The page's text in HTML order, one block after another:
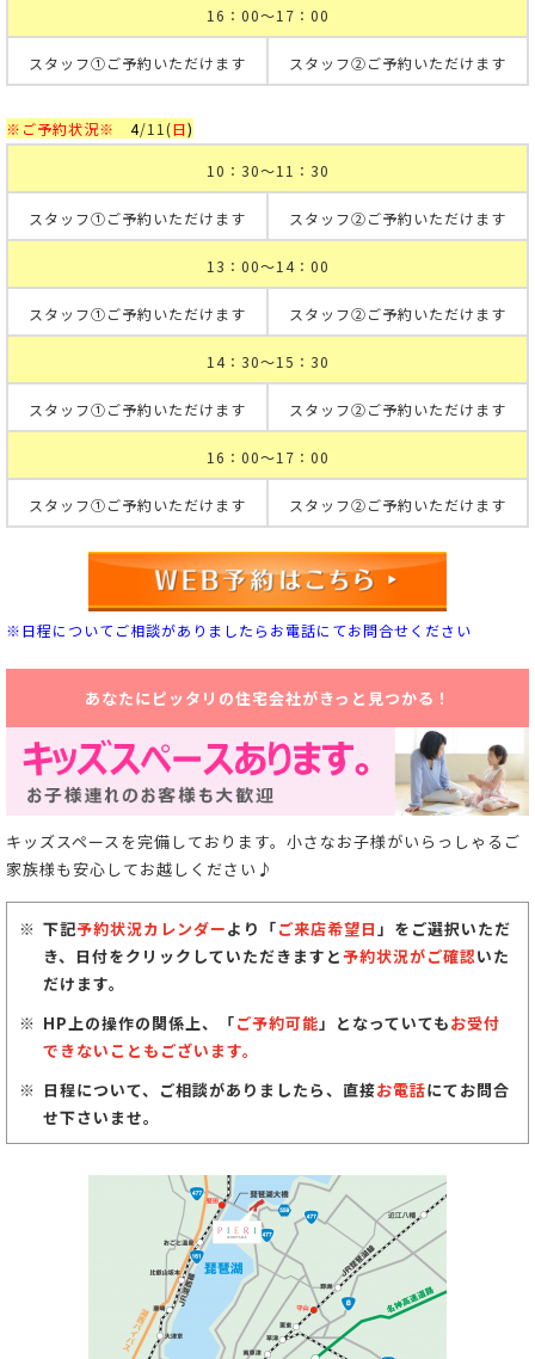
16：00～17：00
スタッフ①ご予約いただけます スタッフ②ご予約いただけます
※ご予約状況※ 4/11 (日)
10：30～11：30
スタッフ①ご予約いただけます スタッフ②ご予約いただけます
13：00～14：00
スタッフ①ご予約いただけます スタッフ②ご予約いただけます
14：30～15：30
スタッフ①ご予約いただけます スタッフ②ご予約いただけます
16：00～17：00
スタッフ①ご予約いただけます スタッフ②ご予約いただけます
※日程についてご相談がありましたらお電話にてお問合せください
あなたにピッタリの住宅会社がきっと見つかる！
キッズスペースを完備しております。小さなお子様がいらっしゃるご
家族様も安心してお越しください♪
下記予約状況カレンダーより「ご来店希望日」をご選択いただ
き、日付をクリックしていただきますと予約状況がご確認いた
だけます。
HP上の操作の関係上、「ご予約可能」となっていてもお受付
できないこともございます。
日程について、ご相談がありましたら、直接お電話にてお問合
せ下さいませ。